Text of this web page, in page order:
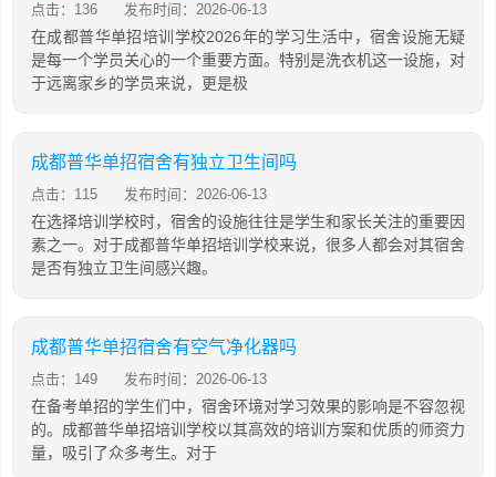
点击：136 发布时间：2026-06-13
在成都普华单招培训学校2026年的学习生活中，宿舍设施无疑
是每一个学员关心的一个重要方面。特别是洗衣机这一设施，对
于远离家乡的学员来说，更是极
成都普华单招宿舍有独立卫生间吗
点击：115 发布时间：2026-06-13
在选择培训学校时，宿舍的设施往往是学生和家长关注的重要因
素之一。对于成都普华单招培训学校来说，很多人都会对其宿舍
是否有独立卫生间感兴趣。
成都普华单招宿舍有空气净化器吗
点击：149 发布时间：2026-06-13
在备考单招的学生们中，宿舍环境对学习效果的影响是不容忽视
的。成都普华单招培训学校以其高效的培训方案和优质的师资力
量，吸引了众多考生。对于